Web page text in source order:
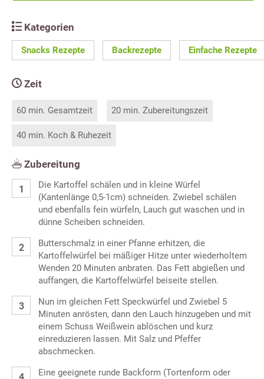
Kategorien
Snacks Rezepte Backrezepte Einfache Rezepte
Zeit
60 min. Gesamtzeit 20 min. Zubereitungszeit
40 min. Koch & Ruhezeit
Zubereitung
Die Kartoffel schälen und in kleine Würfel
(Kantenlänge 0,5-1cm) schneiden. Zwiebel schälen
und ebenfalls fein würfeln, Lauch gut waschen und in
dünne Scheiben schneiden.
Butterschmalz in einer Pfanne erhitzen, die
Kartoffelwürfel bei mäßiger Hitze unter wiederholtem
Wenden 20 Minuten anbraten. Das Fett abgießen und
auffangen, die Kartoffelwürfel beiseite stellen.
Nun im gleichen Fett Speckwürfel und Zwiebel 5
Minuten anrösten, dann den Lauch hinzugeben und mit
einem Schuss Weißwein ablöschen und kurz
einreduzieren lassen. Mit Salz und Pfeffer
abschmecken.
Eine geeignete runde Backform (Tortenform oder